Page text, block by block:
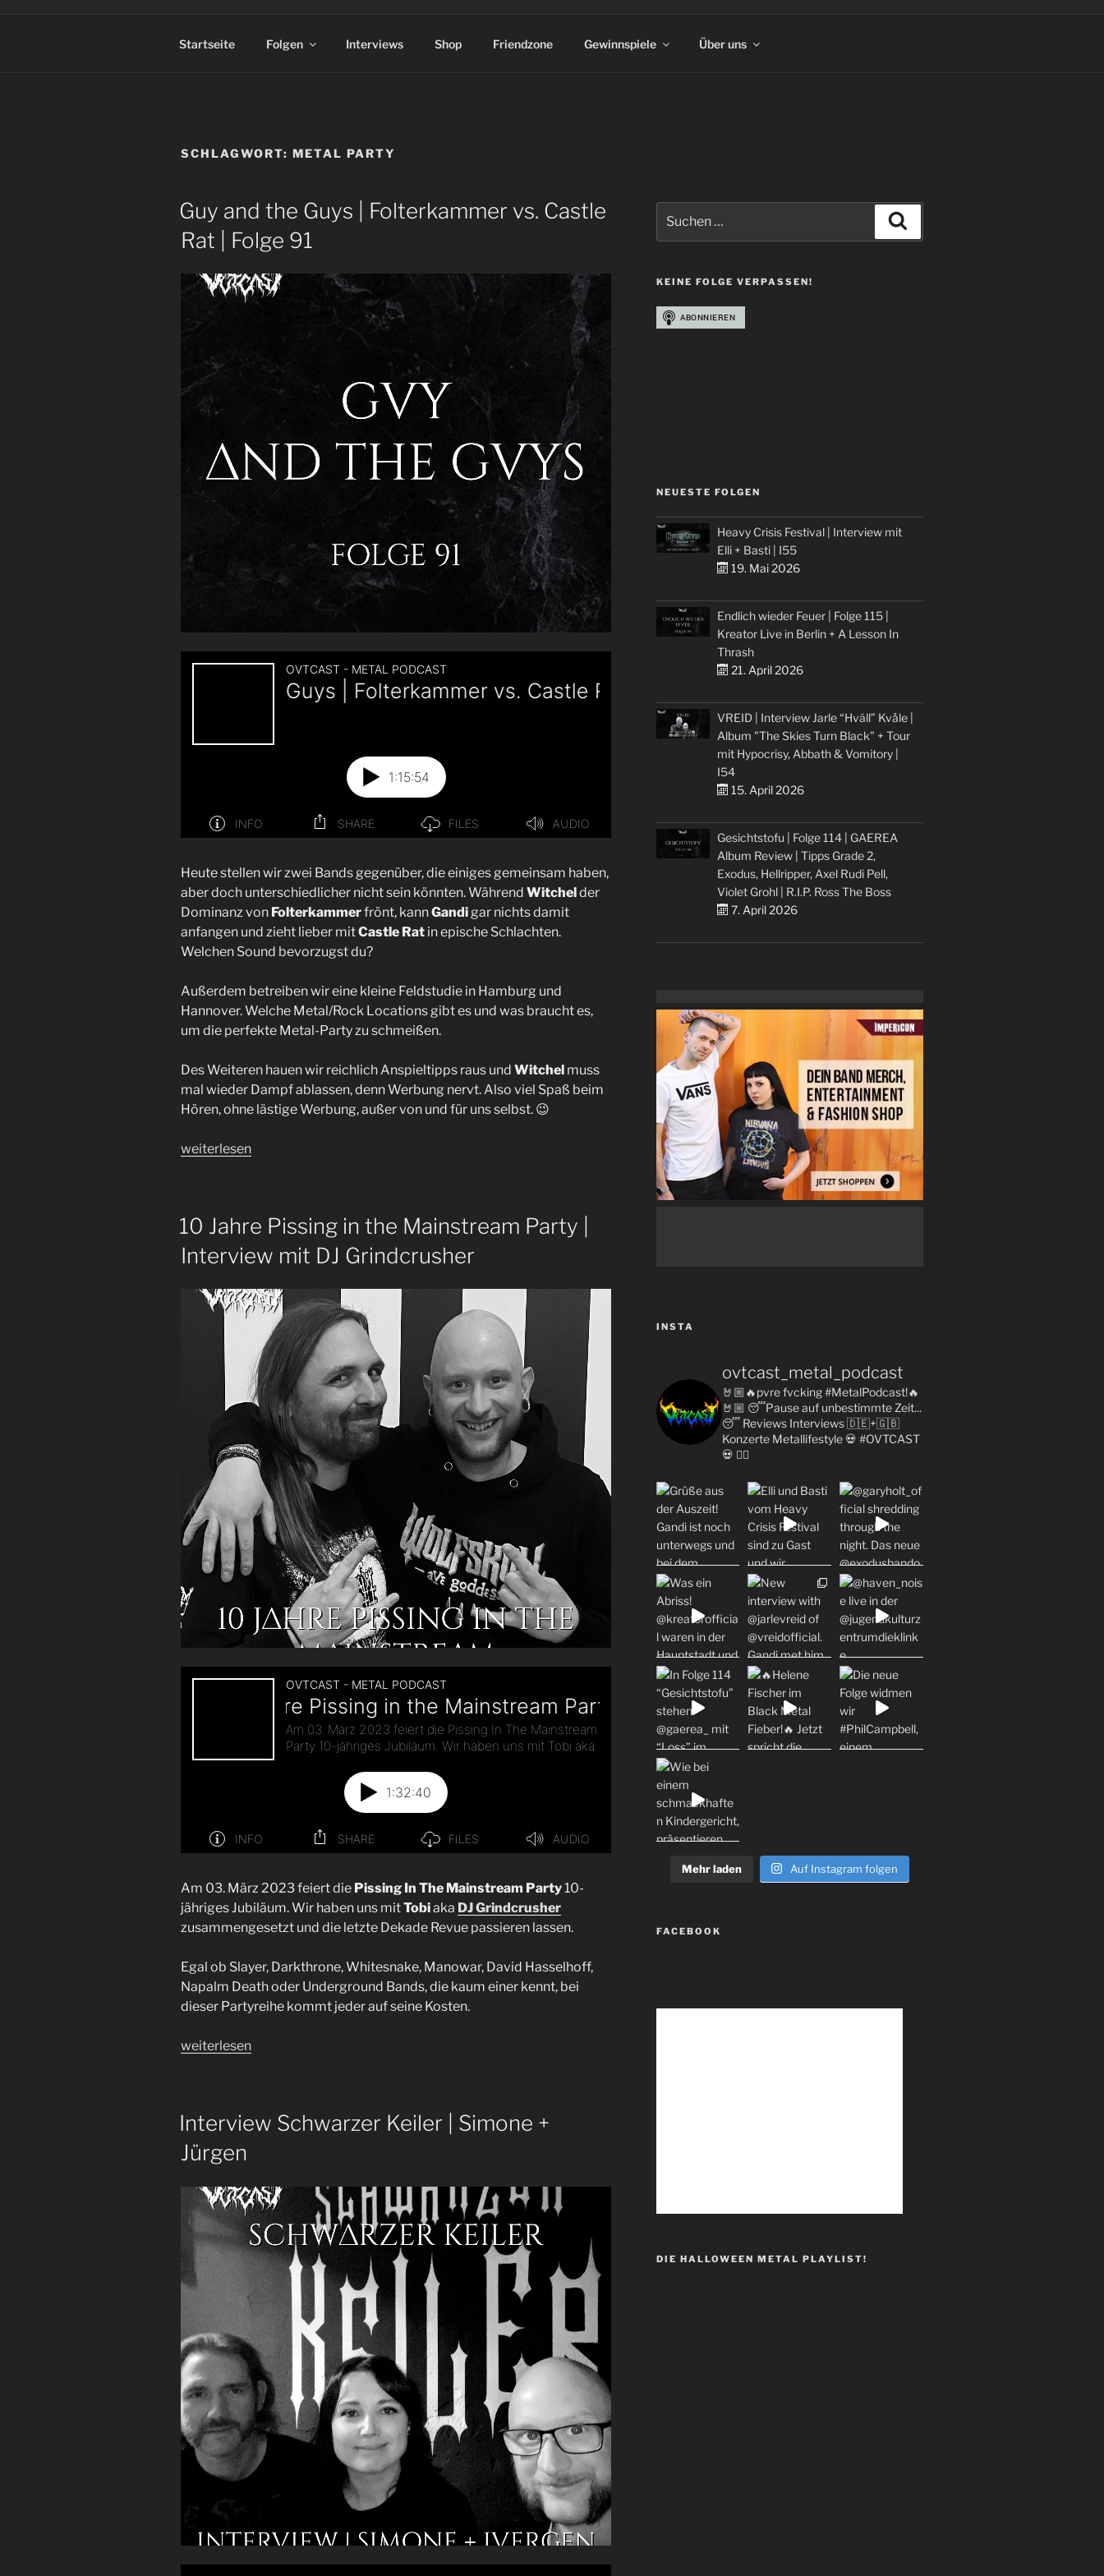
Startseite Folgen Interviews Shop Friendzone Gewinnspiele Über uns
SCHLAGWORT: METAL PARTY
Guy and the Guys | Folterkammer vs. Castle
Rat | Folge 91
Heute stellen wir zwei Bands gegenüber, die einiges gemeinsam haben,
aber doch unterschiedlicher nicht sein könnten. Während Witchelder
Dominanz von Folterkammerfrönt, kannGandigar nichts damit
anfangen und zieht lieber mitCastle Rat in epische Schlachten.
Welchen Sound bevorzugst du?
Außerdem betreiben wir eine kleine Feldstudie in Hamburg und
Hannover. Welche Metal/Rock Locations gibt es und was braucht es,
um die perfekte Metal-Party zu schmeißen.
Des Weiteren hauen wir reichlich Anspieltipps raus und Witchel muss
mal wieder Dampf ablassen, denn Werbung nervt. Also viel Spaß beim
Hören, ohne lästige Werbung, außer von und für uns selbst. 😉
„Guy
Folterkammer
vs.
Castle
weiterlesen
10 Jahre Pissing in the Mainstream Party |
Interview mit DJ Grindcrusher
Am 03. März 2023 feiert die Pissing In The Mainstream Party10-
jähriges Jubiläum. Wir haben uns mitTobiaka DJ Grindcrusher
zusammengesetzt und die letzte Dekade Revue passieren lassen.
Egal ob Slayer, Darkthrone, Whitesnake, Manowar, David Hasselhoff,
Napalm Death oder Underground Bands, die kaum einer kennt, bei
dieser Partyreihe kommt jeder auf seine Kosten.
„10
the
Mainstream
Party
Interview
mit
DJ
Grindcrusher“
weiterlesen
Interview Schwarzer Keiler | Simone +
Jürgen
nach:
KEINE FOLGE VERPASSEN!
NEUESTE FOLGEN
Heavy Crisis Festival | Interview mit
Elli + Basti | I55
19. Mai 2026
Endlich wieder Feuer | Folge 115 |
Kreator Live in Berlin + A Lesson In
Thrash
21. April 2026
VREID | Interview Jarle “Hváll” Kvåle |
Album "The Skies Turn Black" + Tour
mit Hypocrisy, Abbath & Vomitory |
I54
15. April 2026
Gesichtstofu | Folge 114 | GAEREA
Album Review | Tipps Grade 2,
Exodus, Hellripper, Axel Rudi Pell,
Violet Grohl | R.I.P. Ross The Boss
7. April 2026
INSTA
ovtcast_metal_podcast
🤘🏼🔥pvre fvcking #MetalPodcast!🔥
🤘🏼 😴Pause auf unbestimmte Zeit...
😴Reviews Interviews 🇩🇪+🇬🇧
KonzerteMetallifestyle💀 #OVTCAST
💀 👇🏼
Mehr laden Auf Instagram folgen
FACEBOOK
DIE HALLOWEEN METAL PLAYLIST!